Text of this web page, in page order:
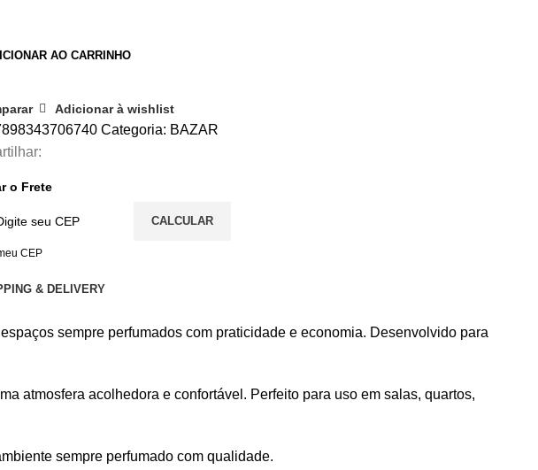
AO CARRINHO
Adicionar à wishlist
Categoria: BAZAR
o Frete
CALCULAR
CEP
& DELIVERY
sempre perfumados com praticidade e economia. Desenvolvido para
atmosfera acolhedora e confortável. Perfeito para uso em salas, quartos,
sempre perfumado com qualidade.